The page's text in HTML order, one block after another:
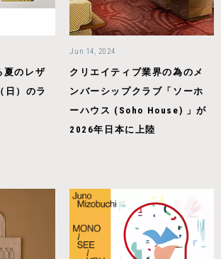
夏のレザ
日）のラ
Jun 14, 2024
クリエイティブ業界の為のメ
ンバーシップクラブ「ソーホ
ーハウス (Soho House) 」が
2026年日本に上陸